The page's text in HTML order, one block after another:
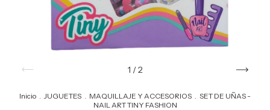
1 /2
Inicio . JUGUETES . MAQUILLAJE Y ACCESORIOS . SET DE UÑAS -
NAIL ART TINY FASHION